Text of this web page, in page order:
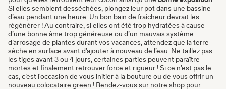
Si elles semblent desséchées, plongez leur pot dans une bassine
d’eau pendant une heure. Un bon bain de fraîcheur devrait les
régénérer ! Au contraire, si elles ont été trop hydratées à cause
d’une bonne âme trop généreuse ou d’un mauvais système
d’arrosage de plantes durant vos vacances, attendez que la terre
sèche en surface avant d’ajouter à nouveau de l’eau. Ne taillez pas
les tiges avant 3 ou 4 jours, certaines parties peuvent paraître
mortes et finalement retrouver force et rigueur ! Si ce n’est pas le
cas, c’est l'occasion de vous initier à la bouture ou de vous offrir un
nouveau colocataire green ! Rendez-vous sur notre shop pour